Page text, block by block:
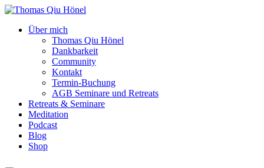
Über mich
Thomas Qiu Hönel
Dankbarkeit
Community
Kontakt
Termin-Buchung
AGB Seminare und Retreats
Retreats & Seminare
Meditation
Podcast
Blog
Shop